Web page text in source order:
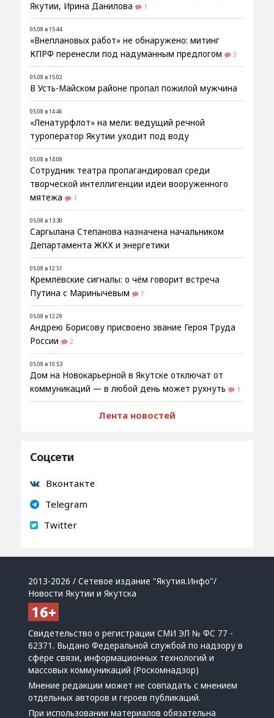
Якутии, Ирина Данилова
1
05.08 в 15:44
«Внеплановых работ» не обнаружено: митинг
КПРФ перенесли под надуманным предлогом
3
05.08 в 15:02
В Усть-Майском районе пропал пожилой мужчина
05.08 в 14:46
«Ленатурфлот» на мели: ведущий речной
туроператор Якутии уходит под воду
05.08 в 14:08
Сотрудник театра пропагандировал среди
творческой интеллигенции идеи вооруженного
мятежа
1
05.08 в 13:30
Саргылана Степанова назначена начальником
Департамента ЖКХ и энергетики
05.08 в 12:51
Кремлёвские сигналы: о чём говорит встреча
Путина с Маринычевым
7
05.08 в 12:29
Андрею Борисову присвоено звание Героя Труда
России
2
05.08 в 10:53
Дом на Новокарьерной в Якутске отключат от
коммуникаций — в любой день может рухнуть
1
Лента новостей
Соцсети
Вконтакте
Telegram
Twitter
2013-2026 / Сетевое издание "Якутия.Инфо"/
Новости Якутии и Якутска
Свидетельство о регистрации СМИ ЭЛ № ФС 77 -
62371. Выдано Федеральной службой по надзору в
сфере связи, информационных технологий и
массовых коммуникаций (Роскомнадзор)
Мнение редакции может не совпадать с мнением
отдельных авторов и героев публикаций.
При использовании материалов обязательна